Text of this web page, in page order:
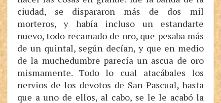
ciudad, se dispararon más de dos mil
morteros, y había incluso un estandarte
nuevo, todo recamado de oro, que pesaba más
de un quintal, según decían, y que en medio
de la muchedumbre parecía un ascua de oro
mismamente. Todo lo cual atacábales los
nervios de los devotos de San Pascual, hasta
que a uno de ellos, al cabo, se le le acabó la